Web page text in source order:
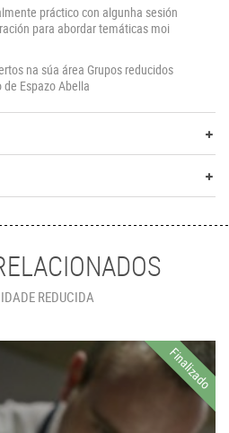
práctico con algunha sesión
para abordar temáticas moi
na súa área Grupos reducidos
Espazo Abella
REDUCIDA
Finalizado